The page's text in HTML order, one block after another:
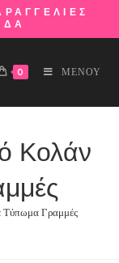
0 ΜΕΝΟΥ
Κολάν
Γραμμές